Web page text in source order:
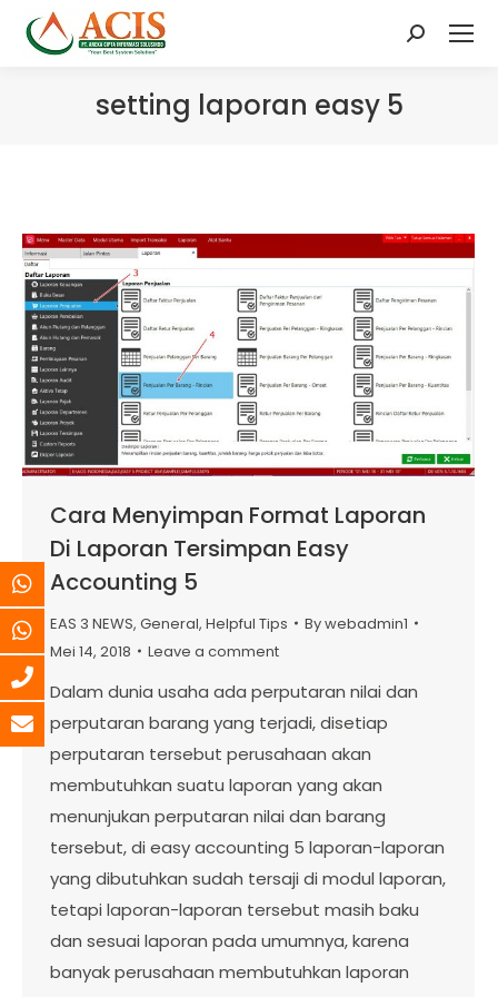
Search:
setting laporan easy 5
Cara Menyimpan Format Laporan
Di Laporan Tersimpan Easy
Accounting 5
EAS 3 NEWS, General, Helpful Tips Bywebadmin1
Mei 14, 2018
Leave a comment
Dalam dunia usaha ada perputaran nilai dan
perputaran barang yang terjadi, disetiap
perputaran tersebut perusahaan akan
membutuhkan suatu laporan yang akan
menunjukan perputaran nilai dan barang
tersebut, di easy accounting 5 laporan-laporan
yang dibutuhkan sudah tersaji di modul laporan,
tetapi laporan-laporan tersebut masih baku
dan sesuai laporan pada umumnya, karena
banyak perusahaan membutuhkan laporan